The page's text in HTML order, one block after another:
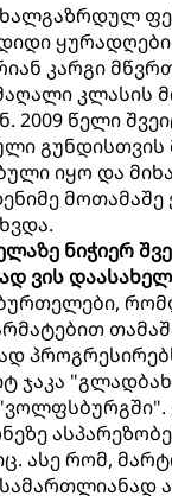
კარგი
კლასის
2009 წელი
იყო და
ნიჭიერ
ვის
ჯაკა
ასე რომ,